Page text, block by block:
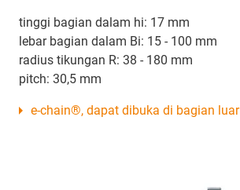
tinggi bagian dalam hi: 17 mm
lebar bagian dalam Bi: 15 - 100 mm
radius tikungan R: 38 - 180 mm
pitch: 30,5 mm
e-chain®, dapat dibuka di bagian luar